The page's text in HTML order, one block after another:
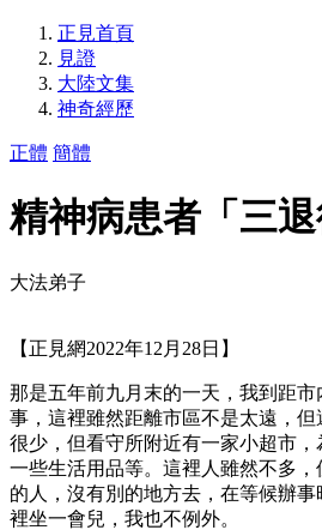
正見首頁
見證
大陸文集
神奇經歷
正體 簡體
精神病患者「三
大法弟子
【正見網2022年12月28日】
那是五年前九月末的一天，我到距
事，這裡雖然距離市區不是太遠，
很少，但看守所附近有一家小超市
一些生活用品等。這裡人雖然不多
的人，沒有別的地方去，在等候辦
裡坐一會兒，我也不例外。